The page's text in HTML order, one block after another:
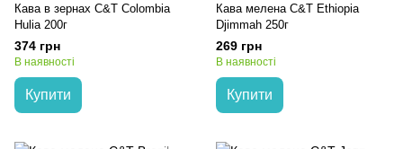
Кава в зернах C&T Colombia
Hulia 200г
374 грн
В наявності
Купити
Кава мелена C&T Ethiopia
Djimmah 250г
269 грн
В наявності
Купити